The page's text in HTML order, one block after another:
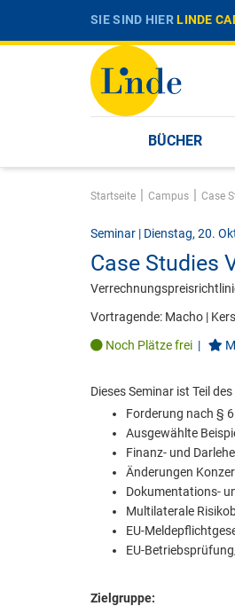
SIE SIND HIERLINDE
BÜCHER
Startseite | Campus | Case
Seminar | Dienstag, 20.
Case Studies
Vortragende: Macho |
Noch Plätze frei |
Dieses Seminar ist Teil
Forderung nach §
Ausgewählte
Finanz- und
Änderungen
Dokumentations-
Multilaterale
EU-
EU-
Zielgruppe: